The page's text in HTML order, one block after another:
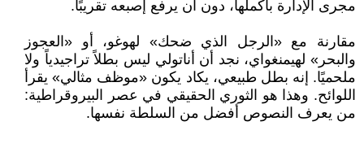
مجرى الإدارة بأكملها، دون أن يرفع إصبعه تقريبًا.
مقارنة مع «الرجل الذي ضحك» لهوغو، أو «العجوز
والبحر» لهيمنغواي، نجد أن أناتولي ليس بطلاً تراجيدياً ولا
ملحميًا. إنه بطل طبيعي، يكاد يكون «موظف مثالي» يقرأ
اللوائح. وهذا هو الثوري الحقيقي في عصر البيروقراطية:
من يعرف النصوص أفضل من السلطة نفسها.